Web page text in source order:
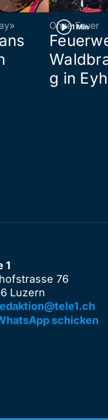
1 Min
Ohne Feuer
g in
1
76
Luzern
schicken